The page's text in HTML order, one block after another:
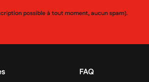
possible à tout moment, aucun spam).
FAQ